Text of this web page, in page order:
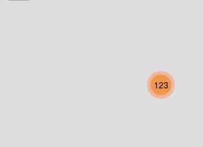
Oberösterreich
123